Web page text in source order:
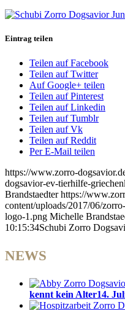
Eintrag teilen
Teilen auf Facebook
Teilen auf Twitter
Auf Google+ teilen
Teilen auf Pinterest
Teilen auf Linkedin
Teilen auf Tumblr
Teilen auf Vk
Teilen auf Reddit
Per E-Mail teilen
https://www.zorro-
dogsavior-ev-tierhilfe-
Brandstaedter https://
content/uploads/2017/06/
logo-1.png Michelle
10:15:34Schubi Zorro
NEWS
kennt kein Alter14.